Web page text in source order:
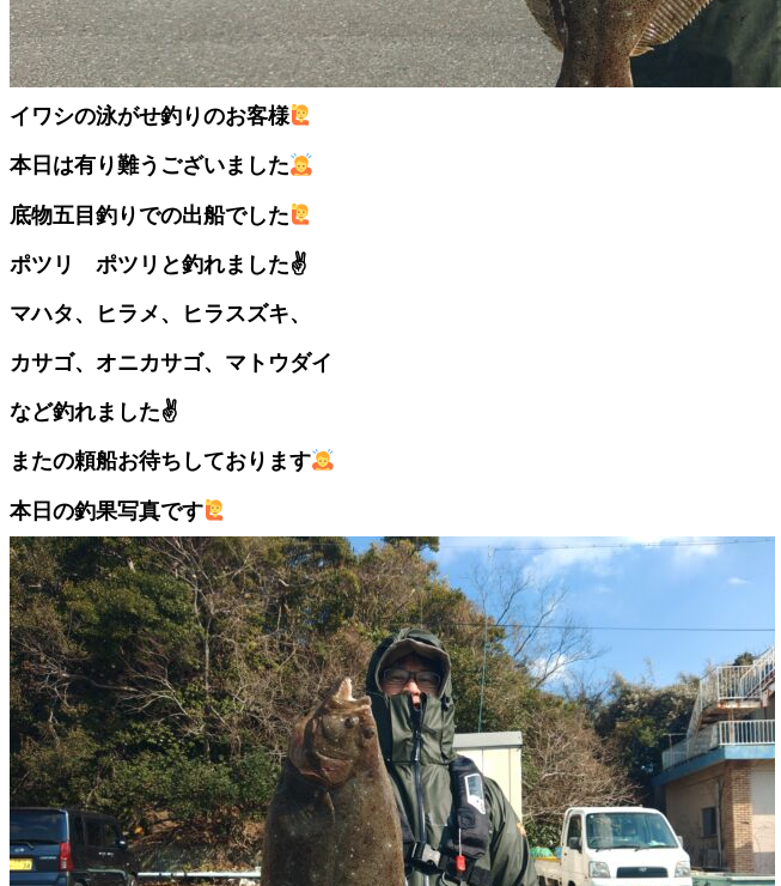
イワシの泳がせ釣りのお客様
本日は有り難うございました
底物五目釣りでの出船でした
ポツリ ポツリと釣れました✌️
マハタ、ヒラメ、ヒラスズキ、
カサゴ、オニカサゴ、マトウダイ
など釣れました✌️
またの頼船お待ちしております
本日の釣果写真です